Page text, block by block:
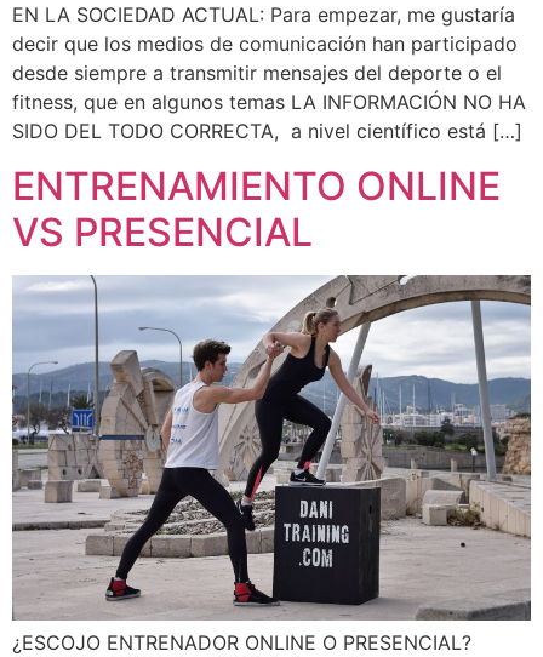
EN LA SOCIEDAD ACTUAL: Para empezar, me gustaría
decir que los medios de comunicación han participado
desde siempre a transmitir mensajes del deporte o el
fitness, que en algunos temas LA INFORMACIÓN NO HA
SIDO DEL TODO CORRECTA, a nivel científico está […]
ENTRENAMIENTO ONLINE
VS PRESENCIAL
¿ESCOJO ENTRENADOR ONLINE O PRESENCIAL?